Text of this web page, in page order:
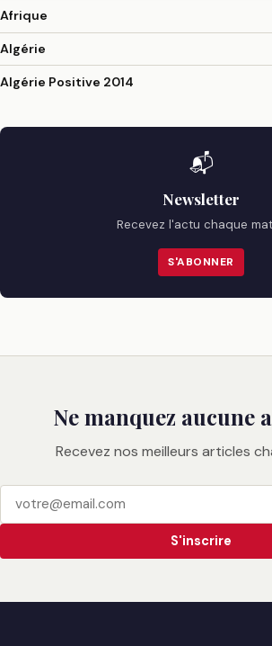
Afrique
Algérie
Algérie Positive 2014
📬
Newsletter
Recevez l'actu chaque
S'ABONNER
Ne manquez aucune
Recevez nos meilleurs articles
S'inscrire